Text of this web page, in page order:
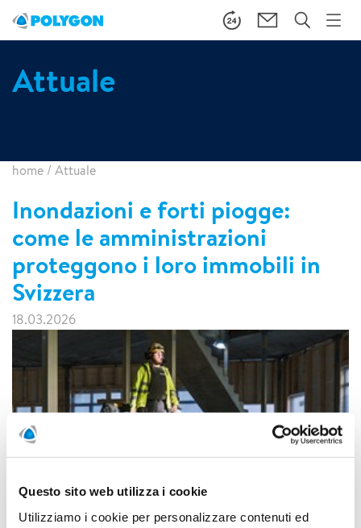
Questo sito web utilizza i cookie
Utilizziamo i cookie per personalizzare contenuti ed
Attuale
home / Attuale
Inondazioni e forti piogge:
come le amministrazioni
proteggono i loro immobili in
Svizzera
18.03.2026